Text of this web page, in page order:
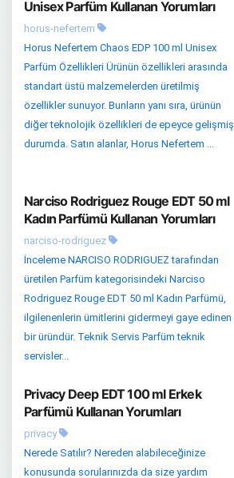
Unisex Parfüm Kullanan Yorumları
horus-nefertem
Horus Nefertem Chaos EDP 100 ml Unisex
Parfüm Özellikleri Ürünün özellikleri arasında
standart üstü malzemelerden üretilmiş
özellikler sunuyor. Bunların yanı sıra, ürünün
diğer teknolojik özellikleri de epeyce gelişmiş
durumda. Satın alanlar, Horus Nefertem ...
Narciso Rodriguez Rouge EDT 50 ml
Kadın Parfümü Kullanan Yorumları
narciso-rodriguez
İnceleme NARCISO RODRIGUEZ tarafından
üretilen Parfüm kategorisindeki Narciso
Rodriguez Rouge EDT 50 ml Kadın Parfümü,
ilgilenenlerin ümitlerini gidermeyi gaye edinen
bir üründür. Teknik Servis Parfüm teknik
servisler...
Privacy Deep EDT 100 ml Erkek
Parfümü Kullanan Yorumları
privacy
Nerede Satılır? Nereden alabileceğinize
konusunda sorularınızda da size yardım